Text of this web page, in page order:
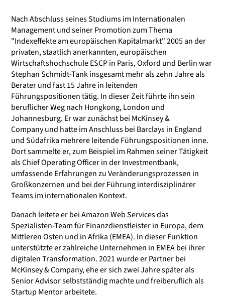
Nach Abschluss seines Studiums im Internationalen
Management und seiner Promotion zum Thema
"Indexeffekte am europäischen Kapitalmarkt" 2005 an der
privaten, staatlich anerkannten, europäischen
Wirtschaftshochschule ESCP in Paris, Oxford und Berlin war
Stephan Schmidt-Tank insgesamt mehr als zehn Jahre als
Berater und fast 15 Jahre in leitenden
Führungspositionen tätig. In dieser Zeit führte ihn sein
beruflicher Weg nach Hongkong, London und
Johannesburg. Er war zunächst bei McKinsey &
Company und hatte im Anschluss bei Barclays in England
und Südafrika mehrere leitende Führungspositionen inne.
Dort sammelte er, zum Beispiel im Rahmen seiner Tätigkeit
als Chief Operating Officer in der Investmentbank,
umfassende Erfahrungen zu Veränderungsprozessen in
Großkonzernen und bei der Führung interdisziplinärer
Teams im internationalen Kontext.
Danach leitete er bei Amazon Web Services das
Spezialisten-Team für Finanzdienstleister in Europa, dem
Mittleren Osten und in Afrika (EMEA). In dieser Funktion
unterstützte er zahlreiche Unternehmen in EMEA bei ihrer
digitalen Transformation. 2021 wurde er Partner bei
McKinsey & Company, ehe er sich zwei Jahre später als
Senior Advisor selbstständig machte und freiberuflich als
Startup Mentor arbeitete.